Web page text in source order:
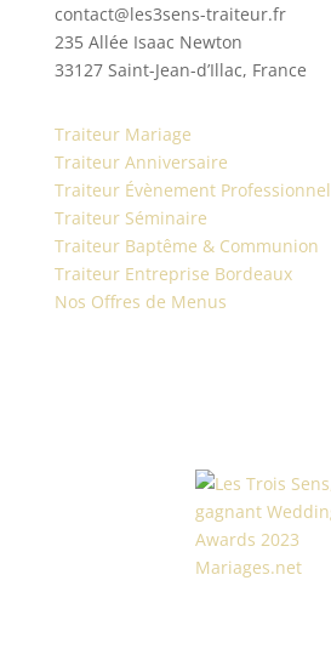
contact@les3sens-traiteur.fr
235 Allée Isaac Newton
33127 Saint-Jean-d’Illac, France
Traiteur Mariage
Traiteur Anniversaire
Traiteur Évènement Professionnel
Traiteur Séminaire
Traiteur Baptême & Communion
Traiteur Entreprise Bordeaux
Nos Offres de Menus